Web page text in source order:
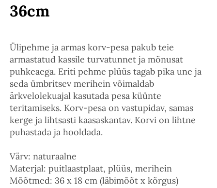
36cm
Ülipehme ja armas korv-pesa pakub teie
armastatud kassile turvatunnet ja mõnusat
puhkeaega. Eriti pehme plüüs tagab pika une ja
seda ümbritsev merihein võimaldab
ärkvelolekuajal kasutada pesa küünte
teritamiseks. Korv-pesa on vastupidav, samas
kerge ja lihtsasti kaasaskantav. Korvi on lihtne
puhastada ja hooldada.
Värv: naturaalne
Materjal: puitlaastplaat, plüüs, merihein
Mõõtmed: 36 x 18 cm (läbimõõt x kõrgus)